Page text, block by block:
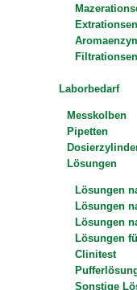
Laborbedarf
Messkolben
Pipetten
Lösungen
Lösungen
Lösungen
Lösungen
Lösungen
Clinitest
Sonstige